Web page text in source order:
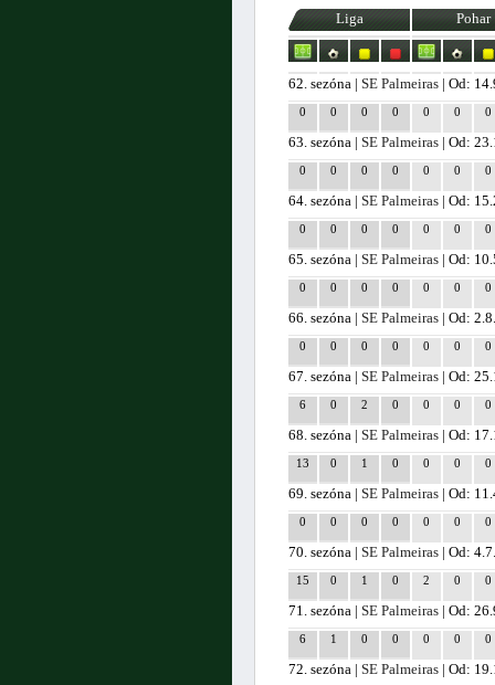
Liga Pohar
62. sezóna |SE Palmeiras | Od:
0 0 0 0 0 0 0
63. sezóna |SE Palmeiras | Od:
0 0 0 0 0 0 0
64. sezóna |SE Palmeiras | Od:
0 0 0 0 0 0 0
65. sezóna |SE Palmeiras | Od:
0 0 0 0 0 0 0
66. sezóna |SE Palmeiras | Od:
0 0 0 0 0 0 0
67. sezóna |SE Palmeiras | Od:
6 0 2 0 0 0 0
68. sezóna |SE Palmeiras | Od:
13 0 1 0 0 0 0
69. sezóna |SE Palmeiras | Od:
0 0 0 0 0 0 0
70. sezóna |SE Palmeiras | Od:
15 0 1 0 2 0 0
71. sezóna |SE Palmeiras | Od:
6 1 0 0 0 0 0
72. sezóna |SE Palmeiras | Od: